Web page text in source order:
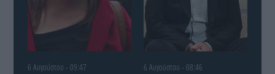
6 Αυγούστου - 09:47 6 Αυγούστου - 08:46